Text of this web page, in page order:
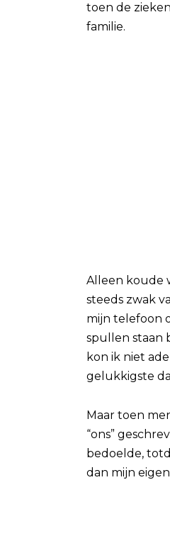
toen de
familie.
Alleen koude
steeds zwak
mijn telefoon
spullen staan
kon ik niet
gelukkigste
Maar toen
“ons”
bedoelde,
dan mijn